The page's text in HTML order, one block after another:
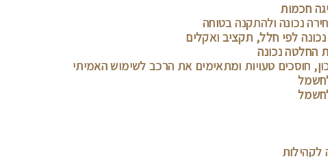
חכמות
נכונה ולהתקנה בטוחה
לפי חלל, תקציב ואקלים
החלטה נכונה
חוסכים טעויות ומתאימים את הרכב לשימוש האמיתי
לקהילות